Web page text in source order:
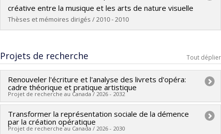
Cycle :Maîtrise
Diplôme obtenu :M. Mus.
Lien vers le document dans Papyrus
créative entre la musique et les arts de nature visuelle
Thèses et mémoires dirigés / 2010 - 2010
Cycle : Maîtrise
Diplôme obtenu :M. Mus.
Lien vers le document dans Papyrus
Projets de recherche Tout déplier
Renouveler l'écriture et l'analyse des livrets d'opéra:
cadre théorique et pratique artistique
Projet de recherche au Canada / 2026 - 2032
Chercheur principal : Ana Sokolović
Co-chercheurs : Zoey Cochran
Transformer la représentation sociale de la démence
par la création opératique
Projet de recherche au Canada / 2026 - 2030